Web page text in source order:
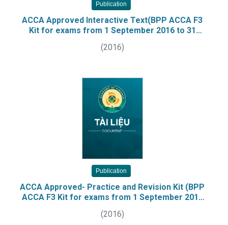
Publication
ACCA Approved Interactive Text(BPP ACCA F3
Kit for exams from 1 September 2016 to 31
accounting
(2016)
Publication
ACCA Approved- Practice and Revision Kit (BPP
ACCA F3 Kit for exams from 1 September 2016
accounting., Practice &Revision Kit
(2016)